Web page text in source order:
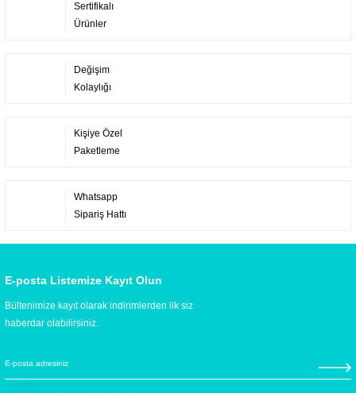
Sertifikalı
Ürünler
Değişim
Kolaylığı
Kişiye Özel
Paketleme
Whatsapp
Sipariş Hattı
E-posta Listemize Kayıt Olun
Bültenimize kayıt olarak indirimlerden ilk siz
haberdar olabilirsiniz.